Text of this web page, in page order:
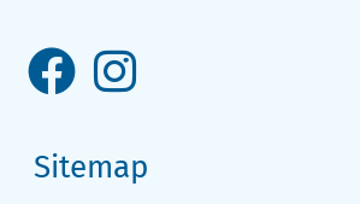
Sitemap